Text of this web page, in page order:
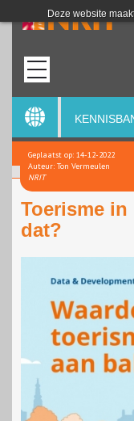
Deze website
Geplaatst op: 14-12-2022
Auteur: Ton Vermeulen
NRIT
Toerisme in
dat?